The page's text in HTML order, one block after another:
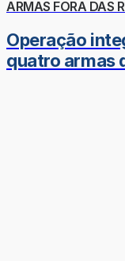
ARMAS FORA DAS
Operação
quatro armas